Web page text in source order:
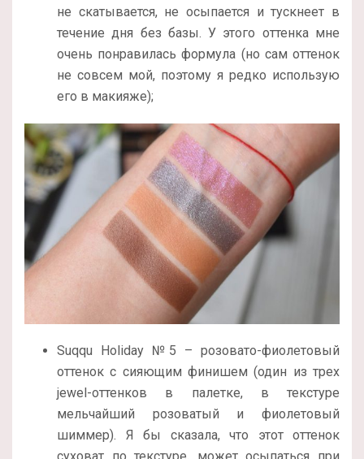
не скатывается, не осыпается и тускнеет в
течение дня без базы. У этого оттенка мне
очень понравилась формула (но сам оттенок
не совсем мой, поэтому я редко использую
его в макияже);
Suqqu Holiday №5 – розовато-фиолетовый
оттенок с сияющим финишем (один из трех
jewel-оттенков в палетке, в текстуре
мельчайший розоватый и фиолетовый
шиммер). Я бы сказала, что этот оттенок